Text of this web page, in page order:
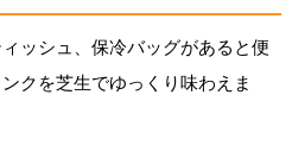
ッシュ、保冷バッグがあると便
クを芝生でゆっくり味わえま